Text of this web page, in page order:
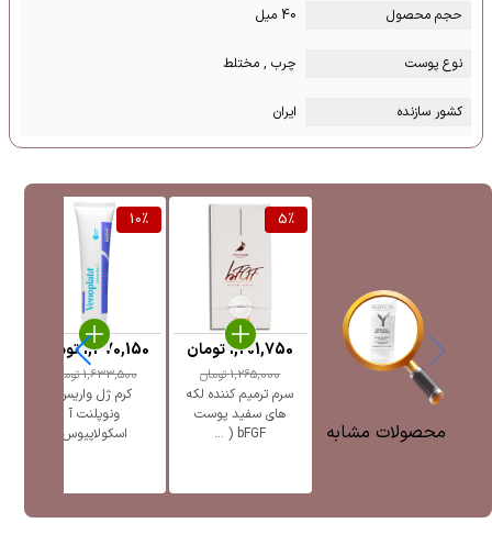
حجم محصول 40 میل
نوع پوست چرب , مختلط
کشور سازنده ایران
محصولات مشابه
5%
سرم ترمیم کننده لکه
های سفید پوست
bFGF ( ...
1,265,000تومان
1,201,750تومان
10%
کرم ژل واریس
ونوپلنت آ
اسکولاپیوس
1,633,500تومان
1,470,150تومان